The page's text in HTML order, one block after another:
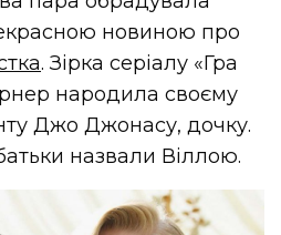
новиною про
. Зірка серіалу «Гра
народила своєму
Джо Джонасу, дочку.
назвали Віллою.